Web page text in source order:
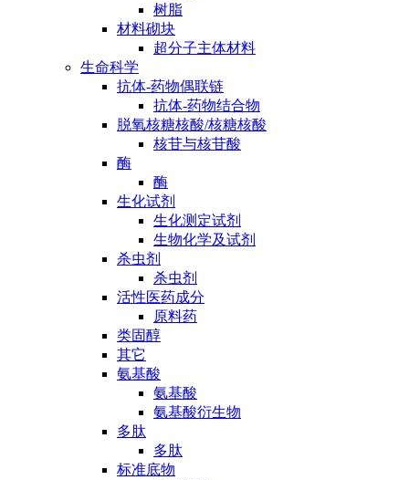
树脂
材料砌块
超分子主体材料
生命科学
抗体-药物偶联链
抗体-药物结合物
脱氧核糖核酸/核糖核酸
核苷与核苷酸
酶
酶
生化试剂
生化测定试剂
生物化学及试剂
杀虫剂
杀虫剂
活性医药成分
原料药
类固醇
其它
氨基酸
氨基酸
氨基酸衍生物
多肽
多肽
标准底物